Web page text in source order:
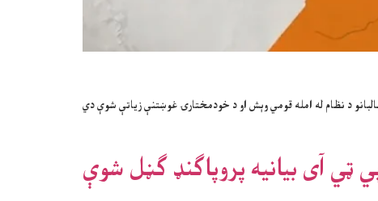
د نظام له امله قومي وېش او د خودمختارۍ غوښتنې زیاتې شوې دي
ټي آی بیانیه پروپاګنډ ګڼل شوې